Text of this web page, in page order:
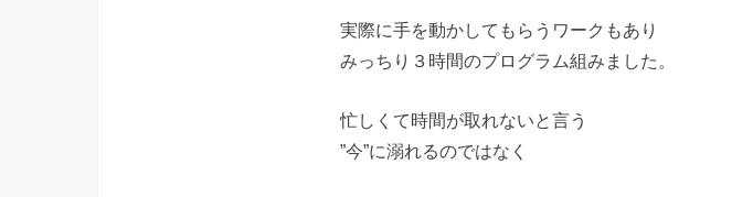
実際に手を動かしてもらうワークもあり
みっちり３時間のプログラム組みました。
忙しくて時間が取れないと言う
”今”に溺れるのではなく